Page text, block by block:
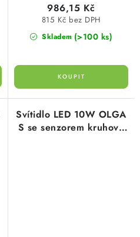
Skladem (>100 ks)
815 Kč bez DPH
986,15 Kč
Svítidlo LED 10W OLGA
S se senzorem kruhové